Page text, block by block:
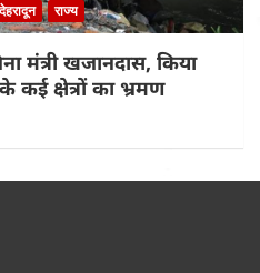
देहरादून राज्य
मंत्री खजानदास, किया
कई क्षेत्रों का भ्रमण